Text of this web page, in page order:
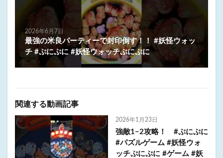
2026年6月7日
最強の米良パーティーで封印倒す！！ #妖怪ウォッ
チ #ぷにぷに #妖怪ウォッチぷにぷに
関連する動画記事
2026年1月23日
強敵1−2攻略！ #ぷにぷに
#パズルゲーム #妖怪ウォ
ッチぷにぷに #ゲーム #妖